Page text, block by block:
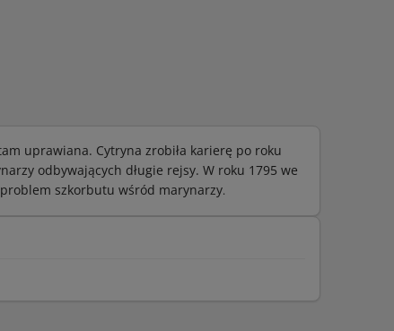
uprawiana. Cytryna zrobiła karierę po roku
odbywających długie rejsy. W roku 1795 we
szkorbutu wśród marynarzy.